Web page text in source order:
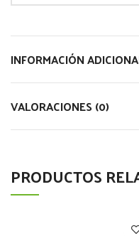
INFORMACIÓN
VALORACIONES (0)
PRODUCTOS